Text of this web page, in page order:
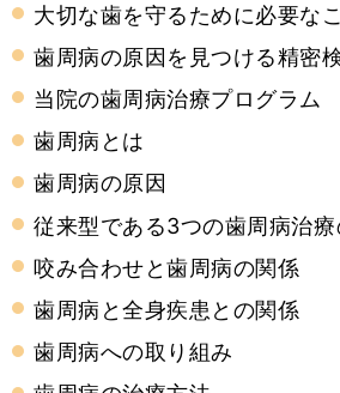
大切な歯を守るために必要な
歯周病の原因を見つける精密
当院の歯周病治療プログラム
歯周病とは
歯周病の原因
従来型である3つの歯周病治療
咬み合わせと歯周病の関係
歯周病と全身疾患との関係
歯周病への取り組み